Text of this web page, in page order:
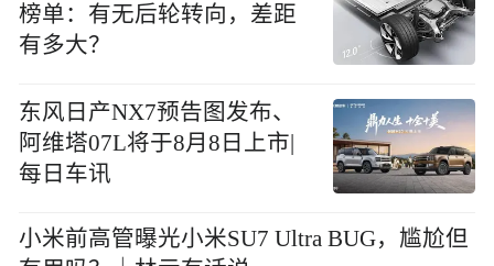
榜单：有无后轮转向，差距
有多大？
东风日产NX7预告图发布、
阿维塔07L将于8月8日上市|
每日车讯
小米前高管曝光小米SU7 Ultra BUG，尴尬但